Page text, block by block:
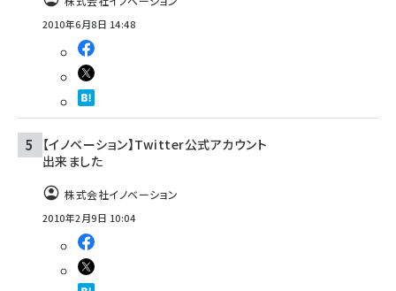
2010年6月8日 14:48
【イノベーション】Twitter公式アカウント
出来ました
株式会社イノベーション
2010年2月9日 10:04